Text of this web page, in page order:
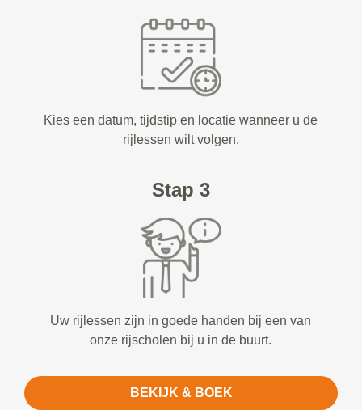
Kies een datum, tijdstip en locatie wanneer u de
rijlessen wilt volgen.
Stap 3
Uw rijlessen zijn in goede handen bij een van
onze rijscholen bij u in de buurt.
BEKIJK & BOEK